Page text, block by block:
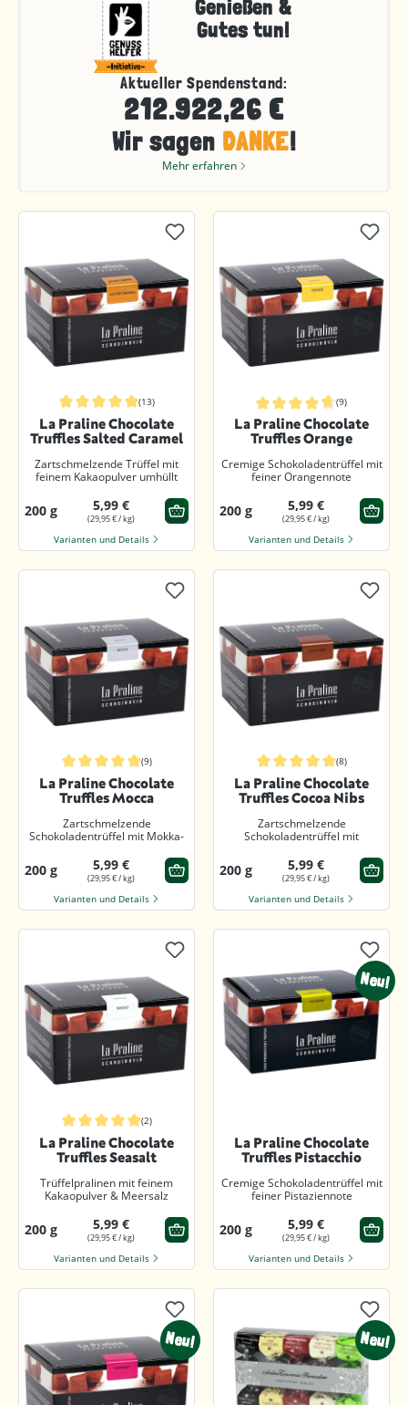
Genießen &
Gutes tun!
Aktueller Spendenstand:
212.922,26 €
Wir sagen DANKE!
Mehr erfahren
Durchschnittliche Bewertung von 5 von 5 Sternen
(13)
La Praline Chocolate
Truffles Salted Caramel
Zartschmelzende Trüffel mit
feinem Kakaopulver umhüllt
200 g 5,99 €
(29,95 € / kg)
Varianten und Details
Durchschnittliche Bewertung von
(9)
La Praline Chocolate
Truffles Orange
Cremige Schokoladentrüffel mit
feiner Orangennote
200 g 5,99 €
(29,95 € / kg)
Varianten und Details
Durchschnittliche Bewertung von 5 von 5 Sternen
(9)
La Praline Chocolate
Truffles Mocca
Zartschmelzende
Schokoladentrüffel mit Mokka-
200 g 5,99 €
(29,95 € / kg)
Varianten und Details
Durchschnittliche Bewertung von
(8)
La Praline Chocolate
Truffles Cocoa Nibs
Zartschmelzende
Schokoladentrüffel mit
200 g 5,99 €
(29,95 € / kg)
Varianten und Details
Durchschnittliche Bewertung von 5 von 5 Sternen
(2)
La Praline Chocolate
Truffles Seasalt
Trüffelpralinen mit feinem
Kakaopulver & Meersalz
200 g 5,99 €
(29,95 € / kg)
Varianten und Details
Neu!
La Praline Chocolate
Truffles Pistacchio
Cremige Schokoladentrüffel mit
feiner Pistaziennote
200 g 5,99 €
(29,95 € / kg)
Varianten und Details
Neu! Neu!